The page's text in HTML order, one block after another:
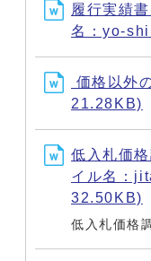
履行実績
名：yo-
価格以外
21.28KB)
低入札価
イル名：
32.50KB)
低入札価格